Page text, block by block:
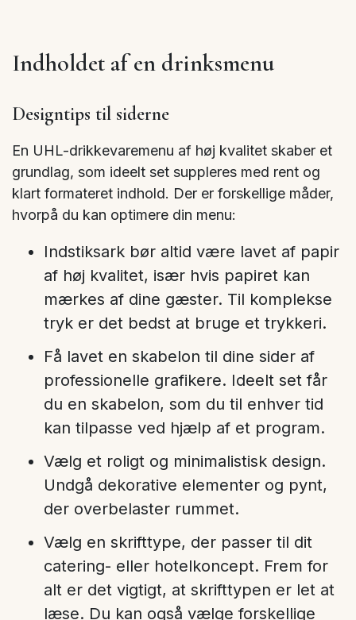
Indholdet af en drinksmenu
Designtips til siderne
En UHL-drikkevaremenu af høj kvalitet skaber et
grundlag, som ideelt set suppleres med rent og
klart formateret indhold. Der er forskellige måder,
hvorpå du kan optimere din menu:
Indstiksark bør altid være lavet af papir
af høj kvalitet, især hvis papiret kan
mærkes af dine gæster. Til komplekse
tryk er det bedst at bruge et trykkeri.
Få lavet en skabelon til dine sider af
professionelle grafikere. Ideelt set får
du en skabelon, som du til enhver tid
kan tilpasse ved hjælp af et program.
Vælg et roligt og minimalistisk design.
Undgå dekorative elementer og pynt,
der overbelaster rummet.
Vælg en skrifttype, der passer til dit
catering- eller hotelkoncept. Frem for
alt er det vigtigt, at skrifttypen er let at
læse. Du kan også vælge forskellige